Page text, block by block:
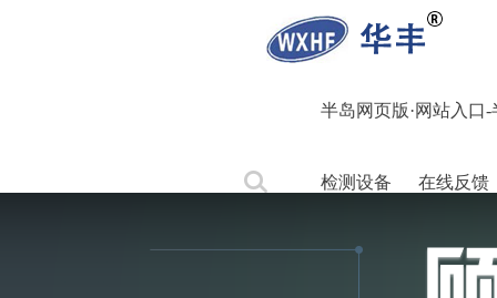
半岛网页版·网站入口
检测设备 在线反馈